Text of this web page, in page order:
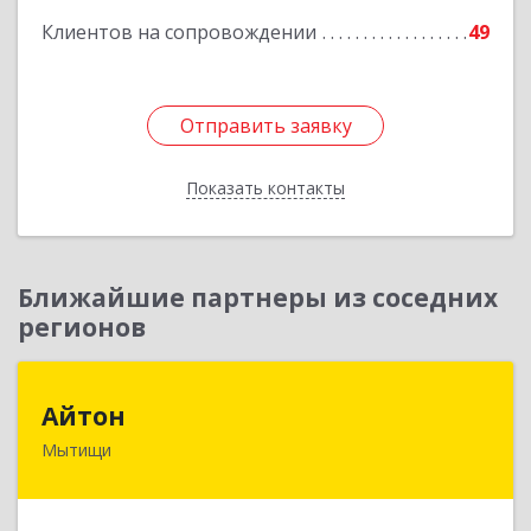
Клиентов на сопровождении 49
Отправить заявку
Показать контакты
Подробнее
Отправить заявку
Назад
Ближайшие партнеры из соседних
регионов
Айтон
Мытищи